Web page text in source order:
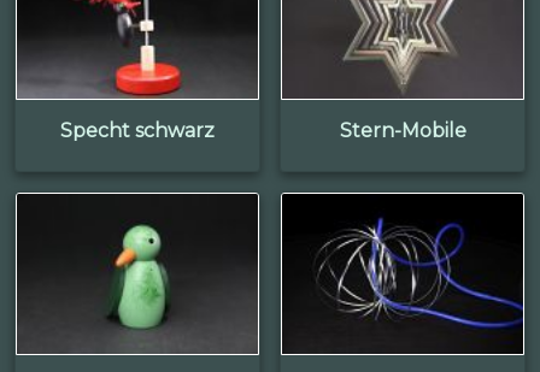
Specht schwarz Stern-Mobile